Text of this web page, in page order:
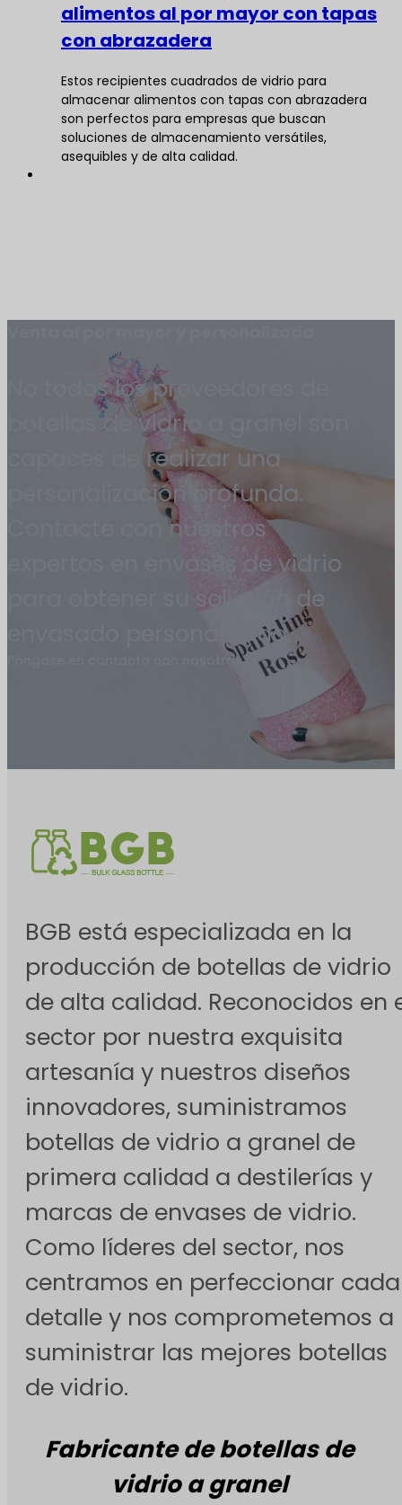
alimentos al por mayor con tapas
con abrazadera
Estos recipientes cuadrados de vidrio para
almacenar alimentos con tapas con abrazadera
son perfectos para empresas que buscan
soluciones de almacenamiento versátiles,
asequibles y de alta calidad.
No todos los proveedores de
botellas de vidrio a granel son
capaces de realizar una
personalización profunda.
Contacte con nuestros
expertos en envases de vidrio
para obtener su solución de
envasado personalizada.
Póngase en contacto con nosotros
BGB está especializada en la
producción de botellas de vidrio
de alta calidad. Reconocidos en
sector por nuestra exquisita
artesanía y nuestros diseños
innovadores, suministramos
botellas de vidrio a granel de
primera calidad a destilerías y
marcas de envases de vidrio.
Como líderes del sector, nos
centramos en perfeccionar cada
detalle y nos comprometemos a
suministrar las mejores botellas
de vidrio.
Fabricante de botellas de
vidrio a granel